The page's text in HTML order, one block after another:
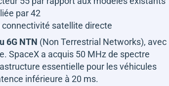
par 42
connectivité satellite directe
6G NTN (Non Terrestrial Networks), avec
SpaceX a acquis 50 MHz de spectre
essentielle pour les véhicules
inférieure à 20 ms.